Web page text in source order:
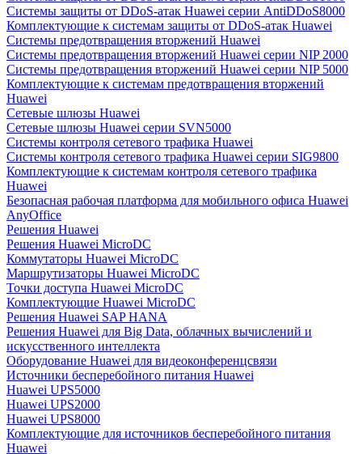
Системы защиты от DDoS-атак Huawei серии AntiDDoS8000
Комплектующие к системам защиты от DDoS-атак Huawei
Системы предотвращения вторжений Huawei
Системы предотвращения вторжений Huawei серии NIP 2000
Системы предотвращения вторжений Huawei серии NIP 5000
Комплектующие к системам предотвращения вторжений
Huawei
Сетевые шлюзы Huawei
Сетевые шлюзы Huawei серии SVN5000
Системы контроля сетевого трафика Huawei
Системы контроля сетевого трафика Huawei серии SIG9800
Комплектующие к системам контроля сетевого трафика
Huawei
Безопасная рабочая платформа для мобильного офиса Huawei
AnyOffice
Решения Huawei
Решения Huawei MicroDC
Коммутаторы Huawei MicroDC
Маршрутизаторы Huawei MicroDC
Точки доступа Huawei MicroDC
Комплектующие Huawei MicroDC
Решения Huawei SAP HANA
Решения Huawei для Big Data, облачных вычислений и
искусственного интеллекта
Оборудование Huawei для видеоконференцсвязи
Источники бесперебойного питания Huawei
Huawei UPS5000
Huawei UPS2000
Huawei UPS8000
Комплектующие для источников бесперебойного питания
Huawei